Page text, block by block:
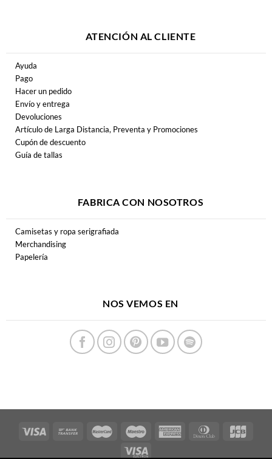
ATENCIÓN AL CLIENTE
Ayuda
Pago
Hacer un pedido
Envío y entrega
Devoluciones
Artículo de Larga Distancia, Preventa y Promociones
Cupón de descuento
Guía de tallas
FABRICA CON NOSOTROS
Camisetas y ropa serigrafiada
Merchandising
Papelería
NOS VEMOS EN